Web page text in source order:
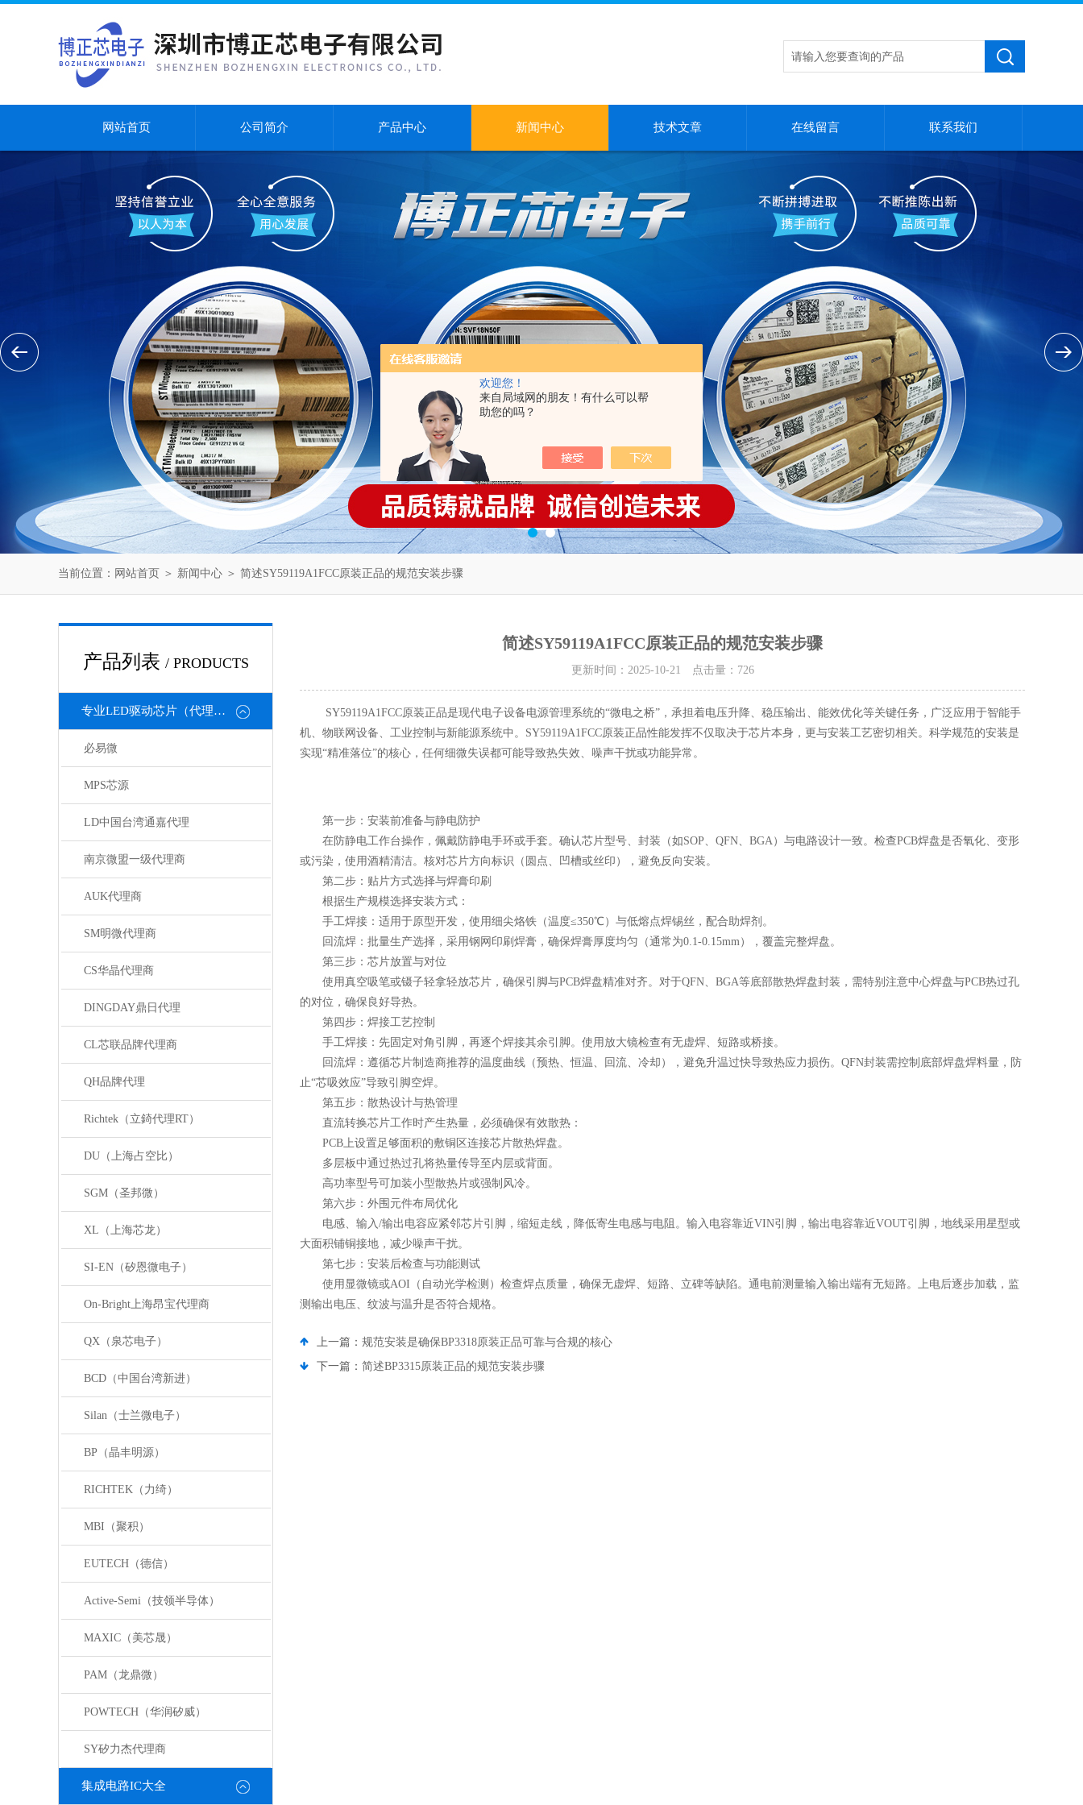
欢迎您！
来自局域网的朋友！有什么可以帮
助您的吗？
网站首页 公司简介 产品中心 新闻中心 技术文章 在线留言 联系我们
当前位置： 网站首页 ＞ 新闻中心 ＞ 简述SY59119A1FCC原装正品的规范安装步骤
产品列表 / PRODUCTS
专业LED驱动芯片（代理或直销）
必易微
MPS芯源
LD中国台湾通嘉代理
南京微盟一级代理商
AUK代理商
SM明微代理商
CS华晶代理商
DINGDAY鼎日代理
CL芯联品牌代理商
QH品牌代理
Richtek（立錡代理RT）
DU（上海占空比）
SGM（圣邦微）
XL（上海芯龙）
SI-EN（矽恩微电子）
On-Bright上海昂宝代理商
QX（泉芯电子）
BCD（中国台湾新进）
Silan（士兰微电子）
BP（晶丰明源）
RICHTEK（力绮）
MBI（聚积）
EUTECH（德信）
Active-Semi（技领半导体）
MAXIC（美芯晟）
PAM（龙鼎微）
POWTECH（华润矽威）
SY矽力杰代理商
集成电路IC大全
简述SY59119A1FCC原装正品的规范安装步骤
更新时间：2025-10-21 点击量： 726
SY59119A1FCC原装正品是现代电子设备电源管理系统的“微电之桥”，承担着电压升降、稳压输出、能效优化等关键任务，广泛应用于智能手
机、物联网设备、工业控制与新能源系统中。 SY59119A1FCC原装正品性能发挥不仅取决于芯片本身，更与安装工艺密切相关。科学规范的安装是
实现“精准落位”的核心，任何细微失误都可能导致热失效、噪声干扰或功能异常。
第一步：安装前准备与静电防护
在防静电工作台操作，佩戴防静电手环或手套。确认芯片型号、封装（如SOP、QFN、BGA）与电路设计一致。检查PCB焊盘是否氧化、变形
或污染，使用酒精清洁。核对芯片方向标识（圆点、凹槽或丝印），避免反向安装。
第二步：贴片方式选择与焊膏印刷
根据生产规模选择安装方式：
手工焊接：适用于原型开发，使用细尖烙铁（温度≤350℃）与低熔点焊锡丝，配合助焊剂。
回流焊：批量生产选择，采用钢网印刷焊膏，确保焊膏厚度均匀（通常为0.1-0.15mm），覆盖完整焊盘。
第三步：芯片放置与对位
使用真空吸笔或镊子轻拿轻放芯片，确保引脚与PCB焊盘精准对齐。对于QFN、BGA等底部散热焊盘封装，需特别注意中心焊盘与PCB热过孔
的对位，确保良好导热。
第四步：焊接工艺控制
手工焊接：先固定对角引脚，再逐个焊接其余引脚。使用放大镜检查有无虚焊、短路或桥接。
回流焊：遵循芯片制造商推荐的温度曲线（预热、恒温、回流、冷却），避免升温过快导致热应力损伤。QFN封装需控制底部焊盘焊料量，防
止“芯吸效应”导致引脚空焊。
第五步：散热设计与热管理
直流转换芯片工作时产生热量，必须确保有效散热：
PCB上设置足够面积的敷铜区连接芯片散热焊盘。
多层板中通过热过孔将热量传导至内层或背面。
高功率型号可加装小型散热片或强制风冷。
第六步：外围元件布局优化
电感、输入/输出电容应紧邻芯片引脚，缩短走线，降低寄生电感与电阻。输入电容靠近VIN引脚，输出电容靠近VOUT引脚，地线采用星型或
大面积铺铜接地，减少噪声干扰。
第七步：安装后检查与功能测试
使用显微镜或AOI（自动光学检测）检查焊点质量，确保无虚焊、短路、立碑等缺陷。通电前测量输入输出端有无短路。上电后逐步加载，监
测输出电压、纹波与温升是否符合规格。
上一篇： 规范安装是确保BP3318原装正品可靠与合规的核心
下一篇： 简述BP3315原装正品的规范安装步骤